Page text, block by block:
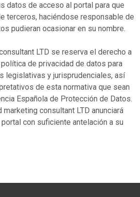
datos de acceso al portal para que
terceros, haciéndose responsable de
pudieran ocasionar en su nombre.
LTD se reserva el derecho a
de privacidad de datos para
legislativas y jurisprudenciales, así
de esta normativa que sean
Española de Protección de Datos.
marketing consultant LTD anunciará
con suficiente antelación a su